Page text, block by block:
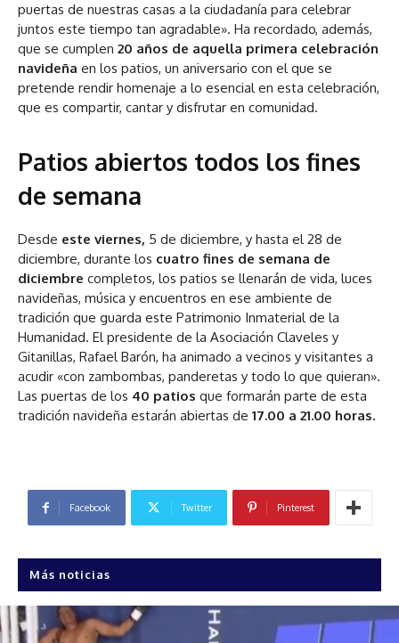
puertas de nuestras casas a la ciudadanía para celebrar
juntos este tiempo tan agradable». Ha recordado, además,
que se cumplen 20 años de aquella primera celebración
navideña en los patios, un aniversario con el que se
pretende rendir homenaje a lo esencial en esta celebración,
que es compartir, cantar y disfrutar en comunidad.
Patios abiertos todos los fines
de semana
Desde este viernes, 5 de diciembre, y hasta el 28 de
diciembre, durante los cuatro fines de semana de
diciembre completos, los patios se llenarán de vida, luces
navideñas, música y encuentros en ese ambiente de
tradición que guarda este Patrimonio Inmaterial de la
Humanidad. El presidente de la Asociación Claveles y
Gitanillas, Rafael Barón, ha animado a vecinos y visitantes a
acudir «con zambombas, panderetas y todo lo que quieran».
Las puertas de los 40 patios que formarán parte de esta
tradición navideña estarán abiertas de 17.00 a 21.00 horas.
Facebook Twitter Pinterest
Más noticias